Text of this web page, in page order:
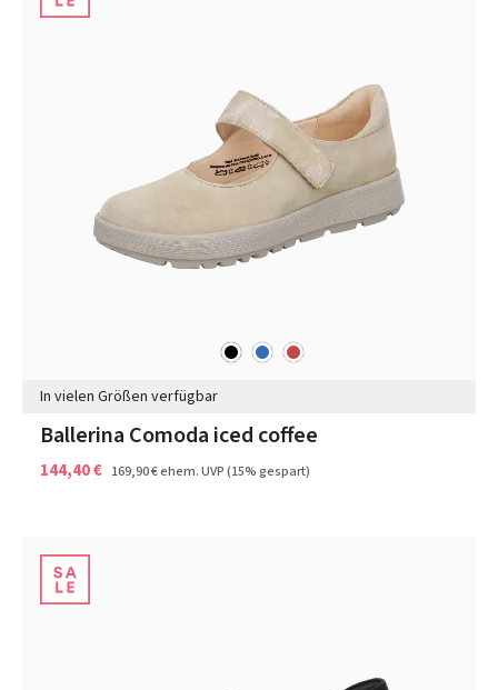
schwarz
blau rot
In vielen Größen verfügbar
Ballerina Comoda iced coffee
144,40 € 169,90 €ehem. UVP(15% gespart)